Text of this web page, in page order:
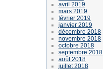
avril 2019
mars 2019
février 2019
janvier 2019
décembre 2018
novembre 2018
octobre 2018
septembre 2018
août 2018
juillet 2018